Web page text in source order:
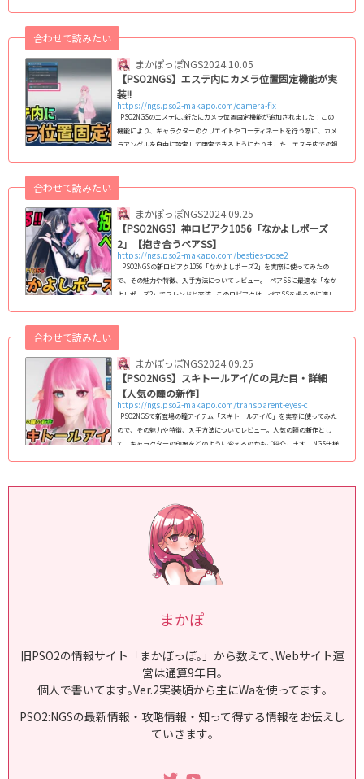
す｡ チーク範囲と濃さ ハカナゲメイク/Bでは、頬の中央から外側に向か
って自然に広がるチ...
まかぽっぽNGS
合わせて読みたい
2024.10.05
【PSO2NGS】エステ内にカメラ位置固定機能が実
装!!
https://ngs.pso2-makapo.com/camera-fix
PSO2NGSのエステに､新たにカメラ位置固定機能が追加されました！この
機能により、キャラクターのクリエイトやコーディネートを行う際に、カメ
ラアングルを自由に設定して固定できるようになりました。エステ内での視
定方法エステ内にカメラの固定機能が実装!!【ショート動画】 このショー
ト動画では、カメラ位置の固定機能がどういう機能かや､設定方法につ...
まかぽっぽNGS
合わせて読みたい
2024.09.25
【PSO2NGS】神ロビアク1056「なかよしポーズ
2」【抱き合うペアSS】
https://ngs.pso2-makapo.com/besties-pose2
PSO2NGSの新ロビアク1056「なかよしポーズ2」を実際に使ってみたの
で、その魅力や特徴、入手方法についてレビュー。 ペアSSに最適な「なか
よしポーズ2」でフレンドと交流 このロビアクは、ペアSSを撮るのに適し
く過ごしましょう。 ロビアク1056「なかよしポーズ2」概要 概要
最初
の位置調整は大変
まかぽっぽNGS
合わせて読みたい
2024.09.25
【PSO2NGS】スキトールアイ/Cの見た目・詳細
【人気の瞳の新作】
https://ngs.pso2-makapo.com/transparent-eyes-c
PSO2NGSで新登場の瞳アイテム「スキトールアイ/C」を実際に使ってみた
ので、その魅力や特徴、入手方法についてレビュー。人気の瞳の新作とし
て、キャラクターの印象をどのように変えるのかもご紹介します。 NGS仕様
スキトール系瞳の印象は残しながらも､Bのガラス細工風よりも鮮やかな発色
まかぽ
旧PSO2の情報サイト「まかぽっぽ｡」から数えて､Webサイト運
営は通算9年目｡
個人で書いてます｡Ver.2実装頃から主にWaを使ってます｡
PSO2:NGSの最新情報・攻略情報・知って得する情報をお伝えし
ていきます｡